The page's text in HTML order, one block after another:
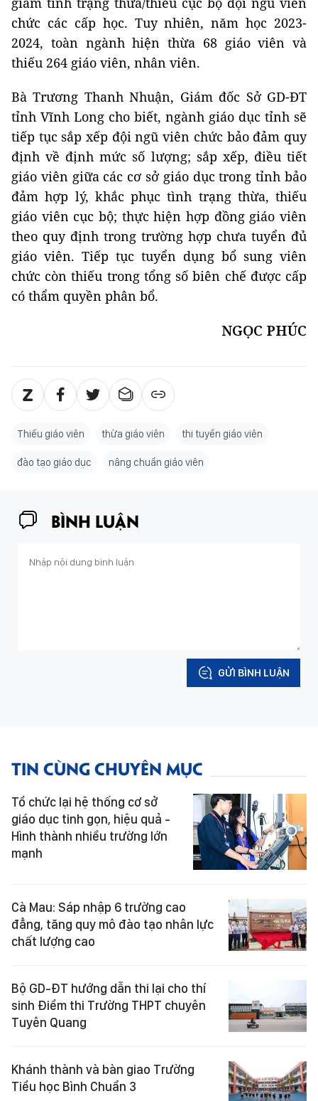
chức các cấp học. Tuy nhiên, năm học 2023-
2024, toàn ngành hiện thừa 68 giáo viên và
thiếu 264 giáo viên, nhân viên.
Bà Trương Thanh Nhuận, Giám đốc Sở GD-ĐT
tỉnh Vĩnh Long cho biết, ngành giáo dục tỉnh sẽ
tiếp tục sắp xếp đội ngũ viên chức bảo đảm quy
định về định mức số lượng; sắp xếp, điều tiết
giáo viên giữa các cơ sở giáo dục trong tỉnh bảo
đảm hợp lý, khắc phục tình trạng thừa, thiếu
giáo viên cục bộ; thực hiện hợp đồng giáo viên
theo quy định trong trường hợp chưa tuyển đủ
giáo viên. Tiếp tục tuyển dụng bổ sung viên
chức còn thiếu trong tổng số biên chế được cấp
có thẩm quyền phân bổ.
NGỌC PHÚC
Thiếu giáo viên thừa giáo viên thi tuyển giáo viên
đào tạo giáo dục nâng chuẩn giáo viên
BÌNH LUẬN
GỬI BÌNH LUẬN
TIN CÙNG CHUYÊN MỤC
Tổ chức lại hệ thống cơ sở
giáo dục tinh gọn, hiệu quả -
Hình thành nhiều trường lớn
mạnh
Cà Mau: Sáp nhập 6 trường cao
đẳng, tăng quy mô đào tạo nhân lực
chất lượng cao
Bộ GD-ĐT hướng dẫn thi lại cho thí
sinh Điểm thi Trường THPT chuyên
Tuyên Quang
Khánh thành và bàn giao Trường
Tiểu học Bình Chuẩn 3